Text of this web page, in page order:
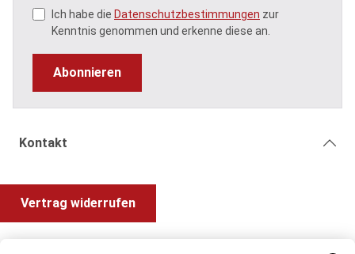
Ich habe die Datenschutzbestimmungen zur
Kenntnis genommen und erkenne diese an.
Abonnieren
Kontakt
Vertrag widerrufen